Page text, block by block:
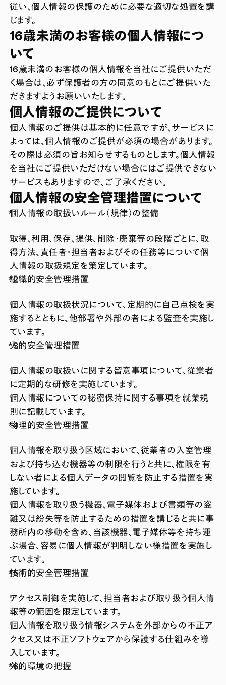
従い、個人情報の保護のために必要な適切な処置を講
じます。
16歳未満のお客様の個人情報につ
いて
16歳未満のお客様の個人情報を当社にご提供いただ
く場合は、必ず保護者の方の同意のもとにご提供いた
だきますようお願いいたします。
個人情報のご提供について
個人情報のご提供は基本的に任意ですが、サービスに
よっては、個人情報のご提供が必須の場合があります。
その際は必須の旨お知らせするものとします。個人情報
を当社にご提供いただけない場合にはご提供できない
サービスもありますので、ご了承ください。
個人情報の安全管理措置について
個人情報の取扱いルール（規律）の整備
取得、利用、保存、提供、削除・廃棄等の段階ごとに、取
得方法、責任者・担当者およびその任務等について個
人情報の取扱規定を策定しています。
組織的安全管理措置
個人情報の取扱状況について、定期的に自己点検を実
施するとともに、他部署や外部の者による監査を実施し
ています。
人的安全管理措置
個人情報の取扱いに関する留意事項について、従業者
に定期的な研修を実施しています。
個人情報についての秘密保持に関する事項を就業規
則に記載しています。
物理的安全管理措置
個人情報を取り扱う区域において、従業者の入室管理
および持ち込む機器等の制限を行うと共に、権限を有
しない者による個人データの閲覧を防止する措置を実
施しています。
個人情報を取り扱う機器、電子媒体および書類等の盗
難又は紛失等を防止するための措置を講じると共に事
務所内の移動を含め、当該機器、電子媒体等を持ち運
ぶ場合、容易に個人情報が判明しない様措置を実施し
ています。
技術的安全管理措置
アクセス制御を実施して、担当者および取り扱う個人情
報等の範囲を限定しています。
個人情報を取り扱う情報システムを外部からの不正ア
クセス又は不正ソフトウェアから保護する仕組みを導
入しています。
外的環境の把握